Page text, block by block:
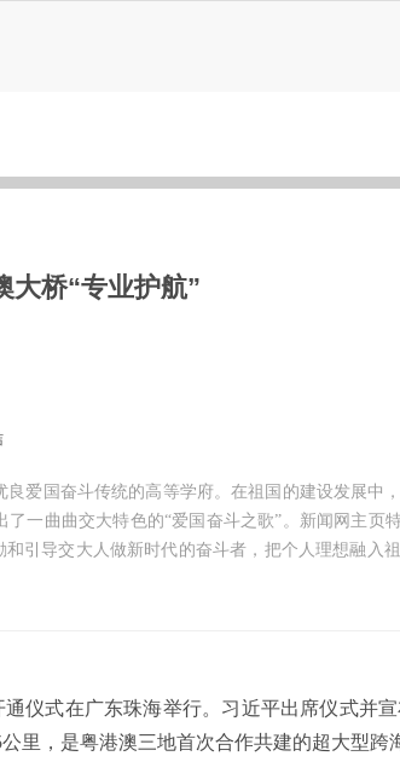
大桥“专业护航”
爱国奋斗传统的高等学府。在祖国的建设发展中
一曲曲交大特色的“爱国奋斗之歌”。新闻网主页
和引导交大人做新时代的奋斗者，把个人理想融入
通仪式在广东珠海举行。习近平出席仪式并
里，是粤港澳三地首次合作共建的超大型跨